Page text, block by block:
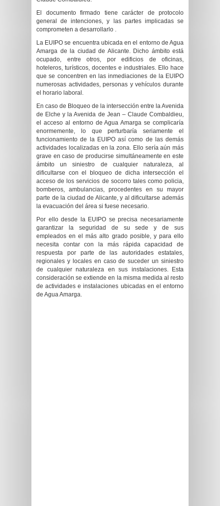
El documento firmado tiene carácter de protocolo
general de intenciones, y las partes implicadas se
comprometen a desarrollarlo .
La EUIPO se encuentra ubicada en el entorno de Agua
Amarga de la ciudad de Alicante. Dicho ámbito está
ocupado, entre otros, por edificios de oficinas,
hoteleros, turísticos, docentes e industriales. Ello hace
que se concentren en las inmediaciones de la EUIPO
numerosas actividades, personas y vehículos durante
el horario laboral.
En caso de Bloqueo de la intersección entre la Avenida
de Elche y la Avenida de Jean – Claude Combaldieu,
el acceso al entorno de Agua Amarga se complicaría
enormemente, lo que perturbaría seriamente el
funcionamiento de la EUIPO así como de las demás
actividades localizadas en la zona. Ello sería aún más
grave en caso de producirse simultáneamente en este
ámbito un siniestro de cualquier naturaleza, al
dificultarse con el bloqueo de dicha intersección el
acceso de los servicios de socorro tales como policia,
bomberos, ambulancias, procedentes en su mayor
parte de la ciudad de Alicante, y al dificultarse además
la evacuación del área si fuese necesario.
Por ello desde la EUIPO se precisa necesariamente
garantizar la seguridad de su sede y de sus
empleados en el más alto grado posible, y para ello
necesita contar con la más rápida capacidad de
respuesta por parte de las autoridades estatales,
regionales y locales en caso de suceder un siniestro
de cualquier naturaleza en sus instalaciones. Esta
consideración se extiende en la misma medida al resto
de actividades e instalaciones ubicadas en el entorno
de Agua Amarga.